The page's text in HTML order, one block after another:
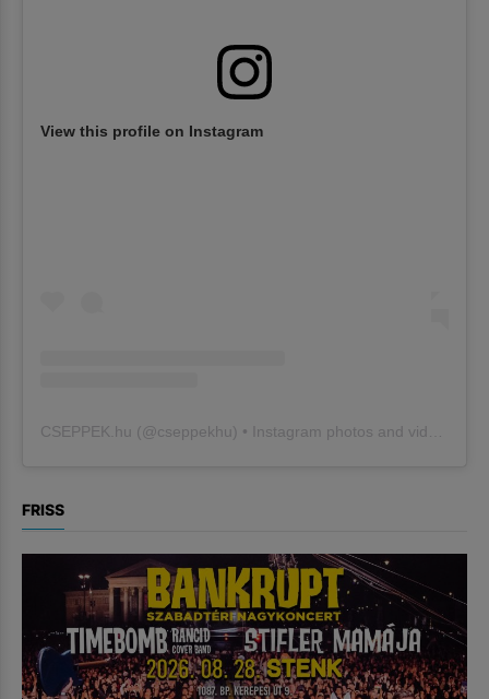
View this profile on Instagram
CSEPPEK.hu (@cseppekhu ) • Instagram photos and videos
FRISS